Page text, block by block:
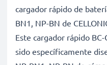
cargador rápido de
BN1, NP-BN de
Este cargador rápido BC-
sido específicamente